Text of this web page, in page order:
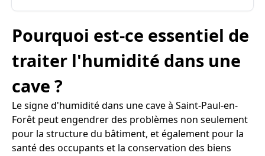
Pourquoi est-ce essentiel de
traiter l'humidité dans une
cave ?
Le signe d'humidité dans une cave à Saint-Paul-en-
Forêt peut engendrer des problèmes non seulement
pour la structure du bâtiment, et également pour la
santé des occupants et la conservation des biens